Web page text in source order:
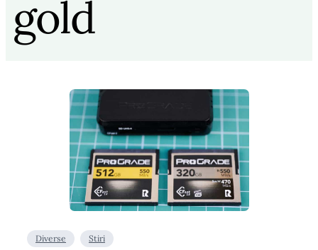
gold
Diverse Stiri